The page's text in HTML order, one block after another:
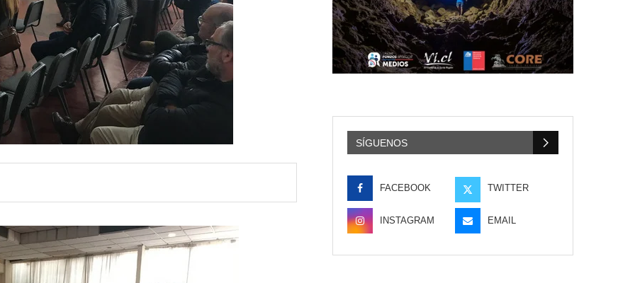
SÍGUENOS
FACEBOOK TWITTER
INSTAGRAM EMAIL